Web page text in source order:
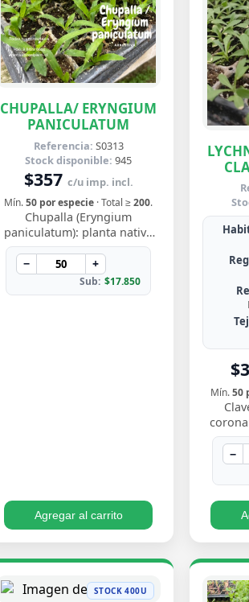
CHUPALLA/ ERYNGIUM
PANICULATUM
Referencia: S0313
Stock disponible: 945
$357 c/u imp. incl.
Mín.50 por especie · Total ≥200.
Chupalla (Eryngium
paniculatum): planta nativa
de Chile, rústica, de hojas en
roseta con bordes espinosos.
Muy resisten…
− +
Sub: $17.850
Agregar al carrito
Mín.50
gris
−
STOCK 400U